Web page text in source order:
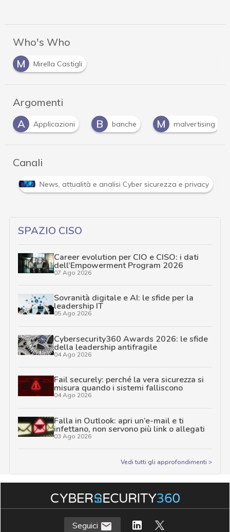
Who's Who
M
Mirella Castigli
Argomenti
Applicazioni B banche M malvertising M
Canali
reale e gli approfondimenti News, attualità e analisi
SPAZIO CISO
Career evolution per CIO e CISO: i dati
dell’Empowerment Program 2026
07 Ago 2026
Sovranità digitale e AI: le sfide per la
leadership IT
05 Ago 2026
Cybersecurity360 Awards 2026: le sfide
della leadership antifragile
04 Ago 2026
Fail securely: perché la vera sicurezza si
misura quando i sistemi falliscono
04 Ago 2026
Falla in Outlook: apri un’e-mail e ti
infettano, non servono più link o allegati
03 Ago 2026
Vedi tutti gli approfondimenti >
Seguici